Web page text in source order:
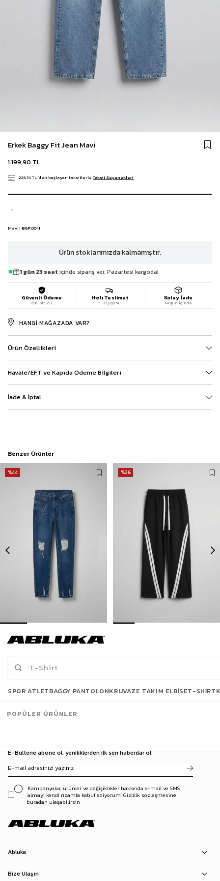
Erkek Baggy Fit Jean Mavi
1.199,90 TL
226,74 TL`den başlayan taksitlerle Taksit Seçenekleri
Mavi | BGP.0041
Ürün stoklarımızda kalmamıştır.
1 gün 23 saat içinde sipariş ver, Pazartesi kargoda!
Güvenli Ödeme
256-bit SSL
Hızlı Teslimat
1-3 iş günü
Kolay İade
14 gün içinde
HANGI MAĞAZADA VAR?
Ürün Özellikleri
Havale/EFT ve Kapıda Ödeme Bilgileri
İade & İptal
Benzer Ürünler
%44
499,00 TL
889,90 TL
%36
Son Bakılanlar
E-Bültene abone ol, yeniliklerden ilk sen haberdar ol.
Kampanyalar, ürünler ve değişiklikler hakkında e-mail ve SMS
almayı kendi rızamla kabul ediyorum. Gizlilik sözleşmesine
buradan ulaşabilirsin
Abluka
Bize Ulaşın
SPOR ATLETBAGGY PANTOLONKRUVAZE TAKIM ELBISET-SHIRT
POPÜLER ÜRÜNLER